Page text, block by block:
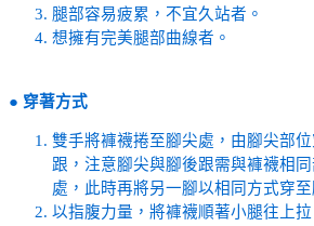
腿部容易疲累，不宜久站者。
想擁有完美腿部曲線者。
● 穿著方式
雙手將褲襪捲至腳尖處，由腳尖部
跟，注意腳尖與腳後跟需與褲襪相
處，此時再將另一腳以相同方式穿至
以指腹力量，將褲襪順著小腿往上